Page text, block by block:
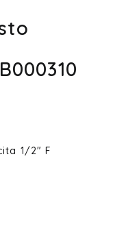
1/2" F